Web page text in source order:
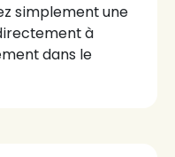
simplement une
à
dans le